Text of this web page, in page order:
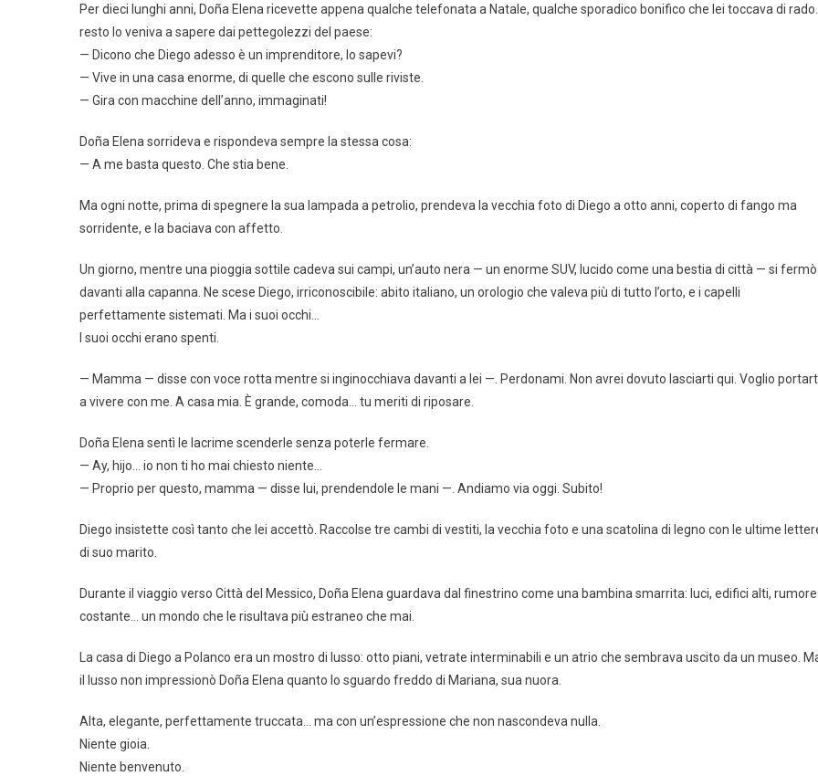
Per dieci lunghi anni, Doña Elena ricevette appena qualche telefonata a Natale, qualche sporadico bonifico che lei toccava di
resto lo veniva a sapere dai pettegolezzi del paese:
— Dicono che Diego adesso è un imprenditore, lo sapevi?
— Vive in una casa enorme, di quelle che escono sulle riviste.
— Gira con macchine dell’anno, immaginati!
Doña Elena sorrideva e rispondeva sempre la stessa cosa:
— A me basta questo. Che stia bene.
Ma ogni notte, prima di spegnere la sua lampada a petrolio, prendeva la vecchia foto di Diego a otto anni, coperto di fango ma
sorridente, e la baciava con affetto.
Un giorno, mentre una pioggia sottile cadeva sui campi, un’auto nera — un enorme SUV, lucido come una bestia di città — si fermò
davanti alla capanna. Ne scese Diego, irriconoscibile: abito italiano, un orologio che valeva più di tutto l’orto, e i capelli
perfettamente sistemati. Ma i suoi occhi…
I suoi occhi erano spenti.
— Mamma — disse con voce rotta mentre si inginocchiava davanti a lei —. Perdonami. Non avrei dovuto lasciarti qui. Voglio
a vivere con me. A casa mia. È grande, comoda… tu meriti di riposare.
Doña Elena sentì le lacrime scenderle senza poterle fermare.
— Ay, hijo… io non ti ho mai chiesto niente…
— Proprio per questo, mamma — disse lui, prendendole le mani —. Andiamo via oggi. Subito!
Diego insistette così tanto che lei accettò. Raccolse tre cambi di vestiti, la vecchia foto e una scatolina di legno con le ultime
di suo marito.
Durante il viaggio verso Città del Messico, Doña Elena guardava dal finestrino come una bambina smarrita: luci, edifici alti, rumore
costante… un mondo che le risultava più estraneo che mai.
La casa di Diego a Polanco era un mostro di lusso: otto piani, vetrate interminabili e un atrio che sembrava uscito da un museo.
il lusso non impressionò Doña Elena quanto lo sguardo freddo di Mariana, sua nuora.
Alta, elegante, perfettamente truccata… ma con un’espressione che non nascondeva nulla.
Niente gioia.
Niente benvenuto.